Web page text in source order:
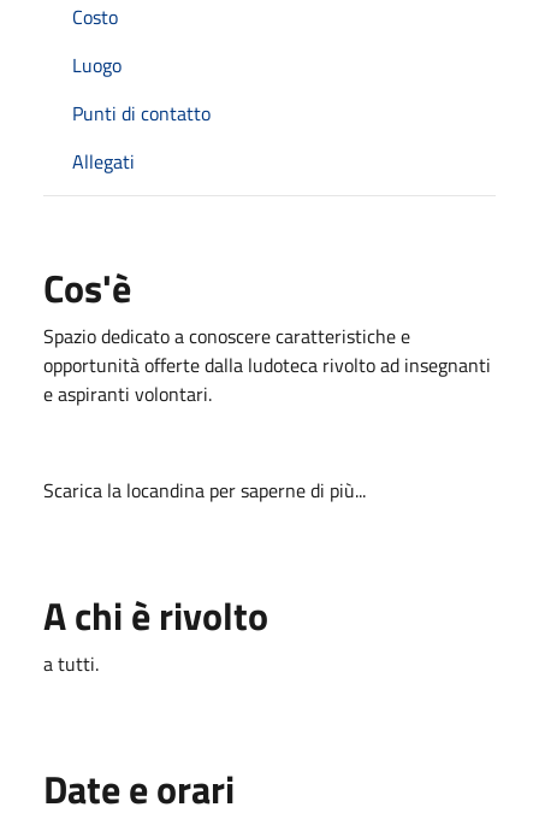
Costo
Luogo
Punti di contatto
Allegati
Cos'è
Spazio dedicato a conoscere caratteristiche e
opportunità offerte dalla ludoteca rivolto ad insegnanti
e aspiranti volontari.
Scarica la locandina per saperne di più...
A chi è rivolto
a tutti.
Date e orari